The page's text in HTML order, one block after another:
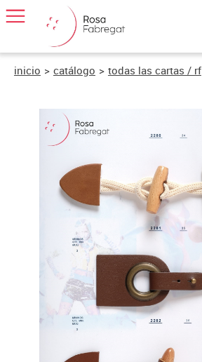
inicio > catálogo > todas las cartas / rf